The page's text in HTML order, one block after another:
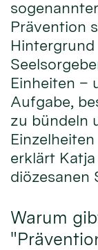
Prävention
Hintergrund
Einheiten –
Aufgabe,
zu bündeln
erklärt
diözesanen
Warum